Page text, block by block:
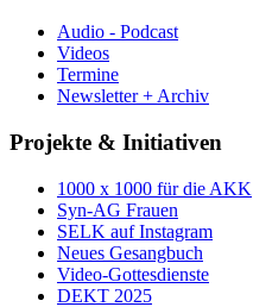
Audio - Podcast
Videos
Termine
Newsletter + Archiv
Projekte & Initiativen
1000 x 1000 für die AKK
Syn-AG Frauen
SELK auf Instagram
Neues Gesangbuch
Video-Gottesdienste
DEKT 2025